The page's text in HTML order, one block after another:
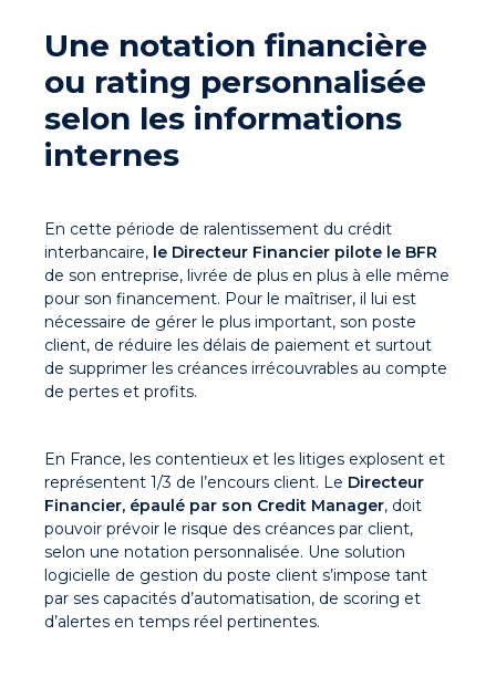
Une notation financière
ou rating personnalisée
selon les informations
internes
En cette période de ralentissement du crédit
interbancaire, le Directeur Financier pilote le BFR
de son entreprise, livrée de plus en plus à elle même
pour son financement. Pour le maîtriser, il lui est
nécessaire de gérer le plus important, son poste
client, de réduire les délais de paiement et surtout
de supprimer les créances irrécouvrables au compte
de pertes et profits.
En France, les contentieux et les litiges explosent et
représentent 1/3 de l’encours client. Le Directeur
Financier, épaulé par son Credit Manager, doit
pouvoir prévoir le risque des créances par client,
selon une notation personnalisée. Une solution
logicielle de gestion du poste client s’impose tant
par ses capacités d’automatisation, de scoring et
d’alertes en temps réel pertinentes.